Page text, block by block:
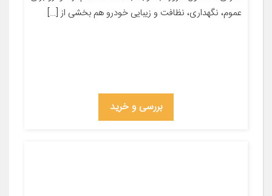
عموم، نگهداری، نظافت و زیبایی خودرو هم بخشی از […]
بررسی و خرید